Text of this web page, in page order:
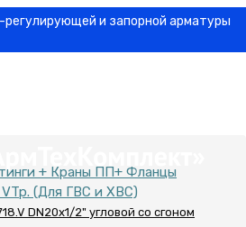
регулирующей и запорной арматуры
+ Краны ПП+ Фланцы
(Для ГВС и ХВС)
DN20х1/2" угловой со сгоном